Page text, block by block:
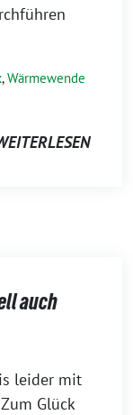
,Wärmewende
auch
leider mit
Glück